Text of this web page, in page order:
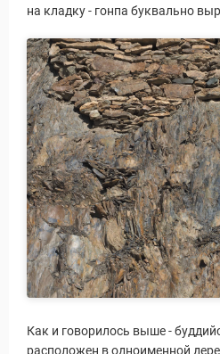
на кладку - гонпа буквально
Как и говорилось выше -
расположен в одноименной